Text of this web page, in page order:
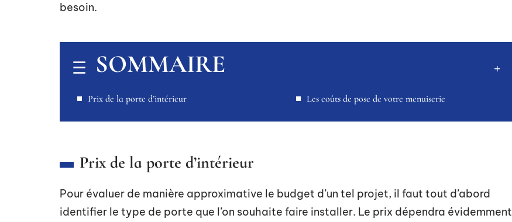
besoin.
SOMMAIRE
Prix de la porte d’intérieur Les coûts de pose de votre menuiserie
Prix de la porte d’intérieur
Pour évaluer de manière approximative le budget d’un tel projet, il faut tout d’abord
identifier le type de porte que l’on souhaite faire installer. Le prix dépendra évidemment